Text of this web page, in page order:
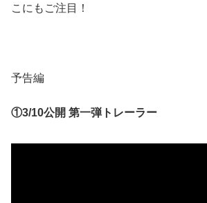
こにもご注目！
予告編
①3/10公開 第一弾トレーラー